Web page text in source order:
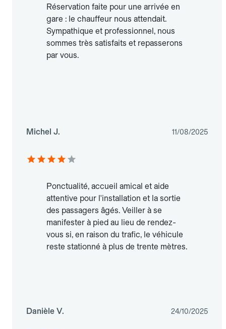
Réservation faite pour une arrivée en
gare : le chauffeur nous attendait.
Sympathique et professionnel, nous
sommes très satisfaits et repasserons
par vous.
Michel J. 11/08/2025
Ponctualité, accueil amical et aide
attentive pour l'installation et la sortie
des passagers âgés. Veiller à se
manifester à pied au lieu de rendez-
vous si, en raison du trafic, le véhicule
reste stationné à plus de trente mètres.
Danièle V. 24/10/2025